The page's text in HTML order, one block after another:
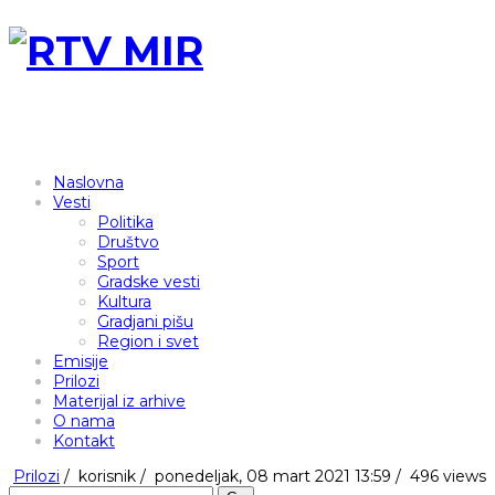
Naslovna
Vesti
Politika
Društvo
Sport
Gradske vesti
Kultura
Gradjani pišu
Region i svet
Emisije
Prilozi
Materijal iz arhive
O nama
Kontakt
Prilozi / korisnik / ponedeljak, 08 mart 2021 13:59 / 496 views